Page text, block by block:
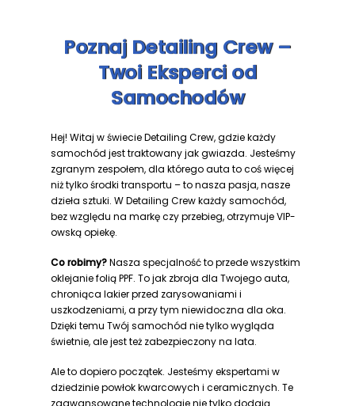
Poznaj Detailing Crew –
Twoi Eksperci od
Samochodów
Hej! Witaj w świecie Detailing Crew, gdzie każdy
samochód jest traktowany jak gwiazda. Jesteśmy
zgranym zespołem, dla którego auta to coś więcej
niż tylko środki transportu – to nasza pasja, nasze
dzieła sztuki. W Detailing Crew każdy samochód,
bez względu na markę czy przebieg, otrzymuje VIP-
owską opiekę.
Co robimy?Nasza specjalność to przede wszystkim
oklejanie folią PPF. To jak zbroja dla Twojego auta,
chroniąca lakier przed zarysowaniami i
uszkodzeniami, a przy tym niewidoczna dla oka.
Dzięki temu Twój samochód nie tylko wygląda
świetnie, ale jest też zabezpieczony na lata.
Ale to dopiero początek. Jesteśmy ekspertami w
dziedzinie powłok kwarcowych i ceramicznych. Te
zaawansowane technologie nie tylko dodają